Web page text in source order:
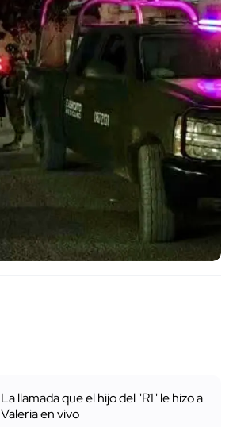
La llamada que el hijo del "R1" le hizo a
Valeria en vivo